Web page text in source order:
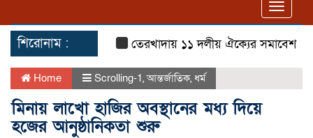
শিরোনাম : তেরখাদায় ১১ দলীয় ঐক্যের সমাবেশ ও গণ
Home Scrolling-1,আন্তর্জাতিক, ধর্ম
মিনায় লাখো হাজির অবস্থানের মধ্য দিয়ে
হজের আনুষ্ঠানিকতা শুরু